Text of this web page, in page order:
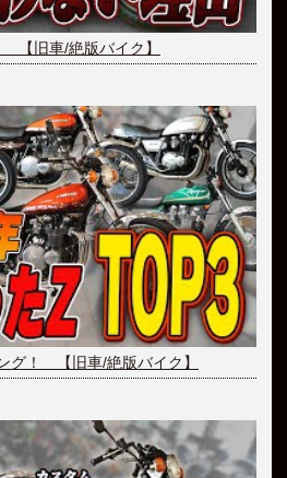
【旧車/絶版バイク】
グ！ 【旧車/絶版バイク】